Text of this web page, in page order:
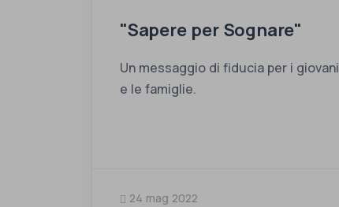
"Sapere per Sognare"
Un messaggio di fiducia per i giovani
e le famiglie.
24 mag 2022